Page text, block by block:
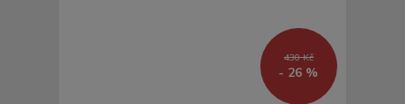
430 Kč
- 26 %